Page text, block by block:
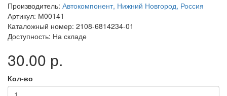
Производитель: Автокомпонент, Нижний Новгород, Россия
Артикул: М00141
Каталожный номер: 2108-6814234-01
Доступность: На складе
30.00 р.
Кол-во